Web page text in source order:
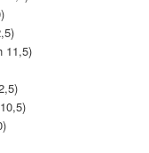
11,5)